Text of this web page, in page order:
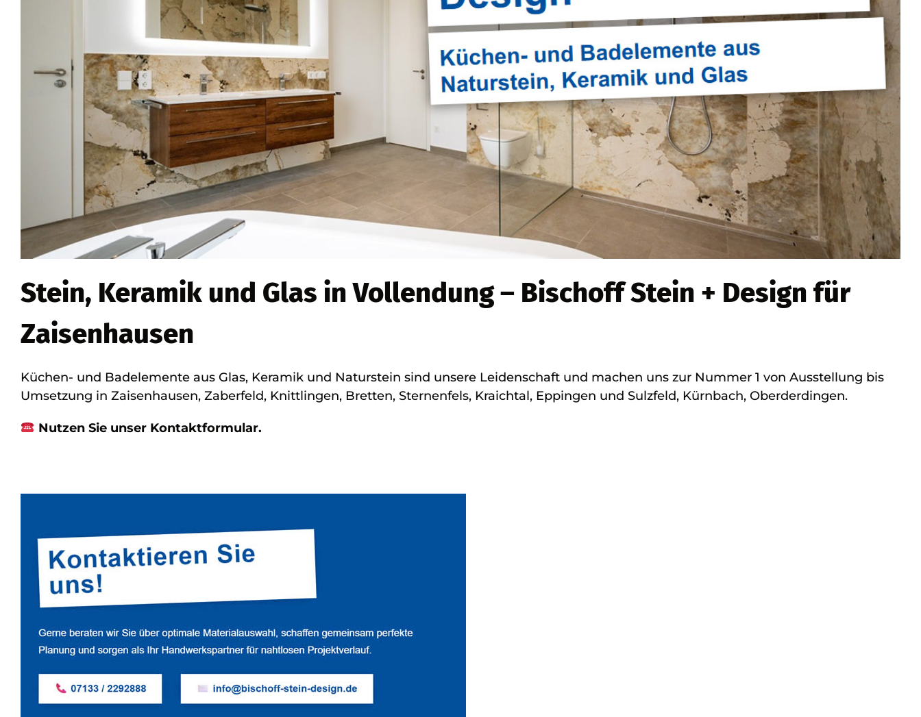
Stein, Keramik und Glas in Vollendung – Bischoff Stein + Design für
Zaisenhausen
Küchen- und Badelemente aus Glas, Keramik und Naturstein sind unsere Leidenschaft und machen uns zur Nummer 1 von Ausstellung bis
Umsetzung in Zaisenhausen, Zaberfeld, Knittlingen, Bretten, Sternenfels, Kraichtal, Eppingen und Sulzfeld, Kürnbach, Oberderdingen.
Nutzen Sie unser Kontaktformular.